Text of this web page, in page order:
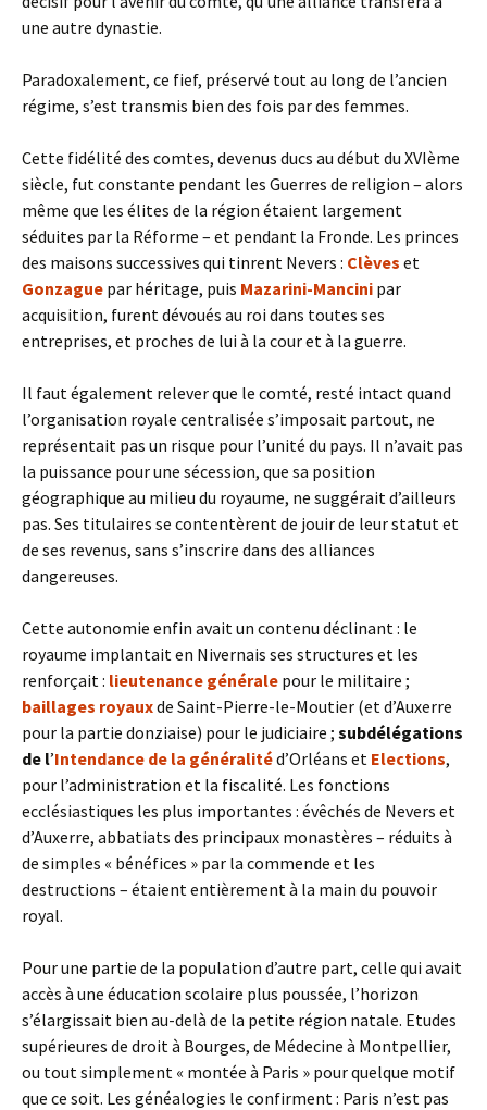
une autre dynastie.
Paradoxalement, ce fief, préservé tout au long de l’ancien
régime, s’est transmis bien des fois par des femmes.
Cette fidélité des comtes, devenus ducs au début du XVIème
siècle, fut constante pendant les Guerres de religion – alors
même que les élites de la région étaient largement
séduites par la Réforme – et pendant la Fronde. Les princes
des maisons successives qui tinrent Nevers : Clèves et
Gonzague par héritage, puis Mazarini-Mancini par
acquisition, furent dévoués au roi dans toutes ses
entreprises, et proches de lui à la cour et à la guerre.
Il faut également relever que le comté, resté intact quand
l’organisation royale centralisée s’imposait partout, ne
représentait pas un risque pour l’unité du pays. Il n’avait pas
la puissance pour une sécession, que sa position
géographique au milieu du royaume, ne suggérait d’ailleurs
pas. Ses titulaires se contentèrent de jouir de leur statut et
de ses revenus, sans s’inscrire dans des alliances
dangereuses.
Cette autonomie enfin avait un contenu déclinant : le
royaume implantait en Nivernais ses structures et les
renforçait : lieutenance générale pour le militaire ;
baillages royauxde Saint-Pierre-le-Moutier (et d’Auxerre
pour la partie donziaise) pour le judiciaire ; subdélégations
de l’Intendance de la généralitéd’Orléans et Elections,
pour l’administration et la fiscalité. Les fonctions
ecclésiastiques les plus importantes : évêchés de Nevers et
d’Auxerre, abbatiats des principaux monastères – réduits à
de simples « bénéfices » par la commende et les
destructions – étaient entièrement à la main du pouvoir
royal.
Pour une partie de la population d’autre part, celle qui avait
accès à une éducation scolaire plus poussée, l’horizon
s’élargissait bien au-delà de la petite région natale. Etudes
supérieures de droit à Bourges, de Médecine à Montpellier,
ou tout simplement « montée à Paris » pour quelque motif
que ce soit. Les généalogies le confirment : Paris n’est pas